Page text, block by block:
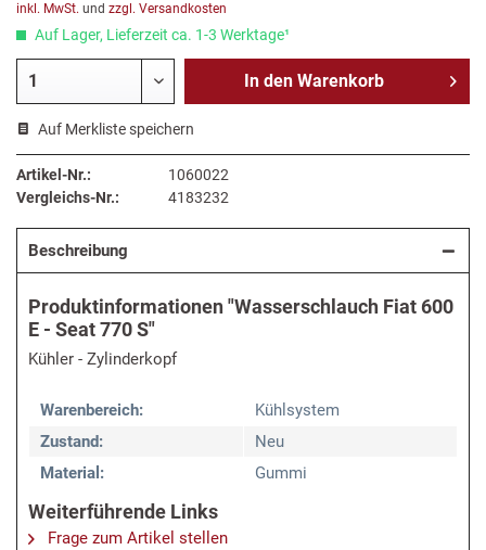
inkl. MwSt. und zzgl. Versandkosten
Auf Lager, Lieferzeit ca. 1-3 Werktage¹
In den Warenkorb
Auf Merkliste speichern
Artikel-Nr.:
1060022
Vergleichs-Nr.:
4183232
Beschreibung
Produktinformationen "Wasserschlauch Fiat 600
E - Seat 770 S"
Kühler - Zylinderkopf
Warenbereich:
Kühlsystem
Zustand:
Neu
Material:
Gummi
Weiterführende Links
Frage zum Artikel stellen